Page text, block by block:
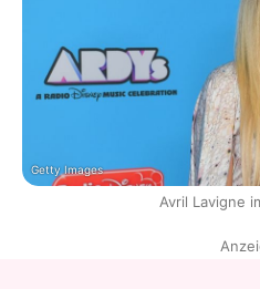
Getty Images
Avril Lavigne